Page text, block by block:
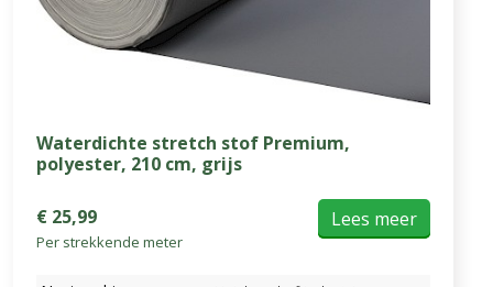
Waterdichte stretch stof Premium,
polyester, 210 cm, grijs
€ 25,99
Per strekkende meter
Lees meer